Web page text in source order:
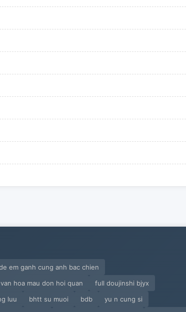
em ganh cung anh bac chien
hoa mau don hoi quan
full doujinshi bjyx
luu bhtt su muoi bdb
yu n cung si